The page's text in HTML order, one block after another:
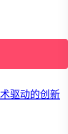
驱动的创新